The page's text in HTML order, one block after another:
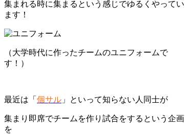
集まれる時に集まるという感じでゆるくやってい
ます！
（大学時代に作ったチームのユニフォームで
す！）
最近は「 個サル 」といって知らない人同士が
集まり即席でチームを作り試合をするという企画
を